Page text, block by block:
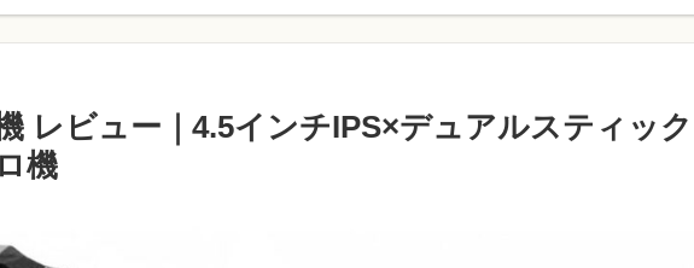
レビュー｜4.5インチIPS×デュアルスティック
機